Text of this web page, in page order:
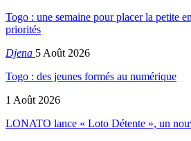
Togo : une semaine pour placer la petite
priorités
Djena 5 Août 2026
Togo : des jeunes formés au numérique
1 Août 2026
LONATO lance « Loto Détente », un